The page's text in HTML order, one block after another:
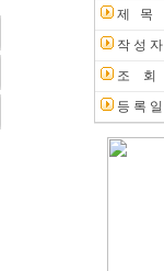
제 목
작 성 자
조 회
등 록 일